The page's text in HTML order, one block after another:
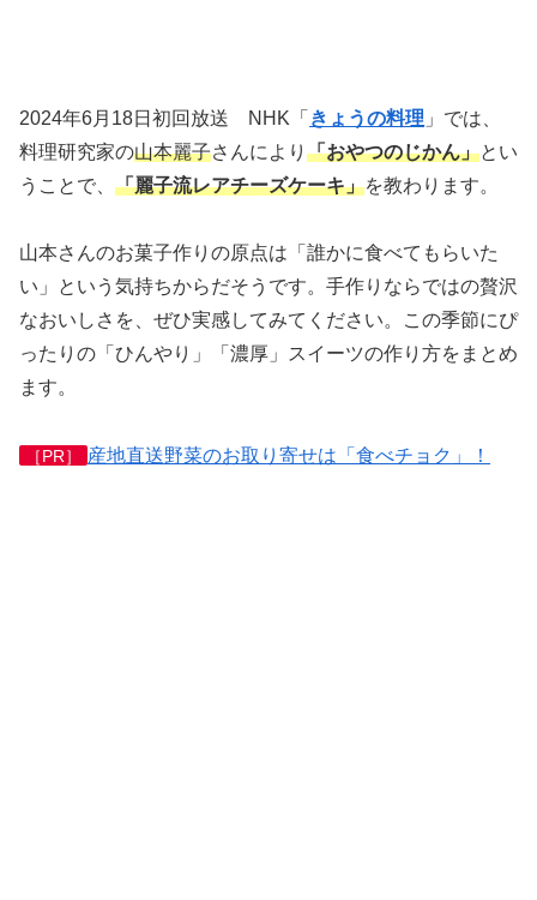
2024年6月18日初回放送 NHK「 きょうの料理 」では、
料理研究家の山本麗子さんにより 「おやつのじかん」とい
うことで、 「麗子流レアチーズケーキ」を教わります。
山本さんのお菓子作りの原点は「誰かに食べてもらいた
い」という気持ちからだそうです。手作りならではの贅沢
なおいしさを、ぜひ実感してみてください。この季節にぴ
ったりの「ひんやり」「濃厚」スイーツの作り方をまとめ
ます。
［PR］ 産地直送野菜のお取り寄せは「食べチョク」！